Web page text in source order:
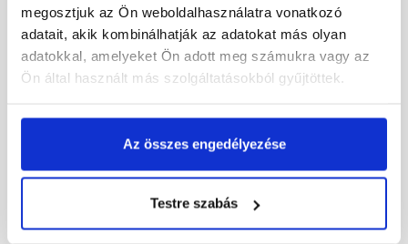
megosztjuk az Ön weboldalhasználatra vonatkozó
adatait, akik kombinálhatják az adatokat más olyan
adatokkal, amelyeket Ön adott meg számukra vagy az
Ön által használt más szolgáltatásokból gyűjtöttek.
Az összes engedélyezése
Testre szabás
Masterplast
Masterplast
Thermomaster szilikon